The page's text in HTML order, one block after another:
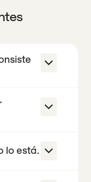
sin
un
lo está.